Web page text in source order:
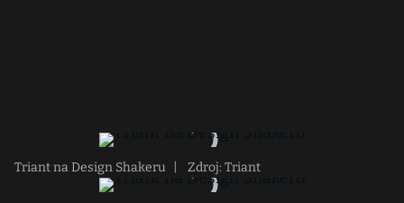
Triant na Design Shakeru Zdroj: Triant